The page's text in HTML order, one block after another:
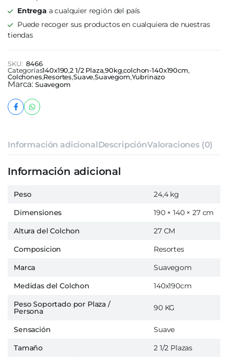
Entrega a cualquier región del país
Puede recoger sus productos en cualquiera de nuestras
tiendas
SKU: 8466
Categorías140x190,2 1/2 Plaza,90kg,colchon-140x190cm,
Colchones,Resortes,Suave,Suavegom,Yubrinazo
Marca: Suavegom
Información adicionalDescripciónValoraciones (0)
Información adicional
Peso
24,4 kg
Dimensiones
190 × 140 × 27 cm
Altura del Colchon
27 CM
Composicion
Resortes
Marca
Suavegom
Medidas del Colchon
140x190cm
Peso Soportado por Plaza /
Persona 90 KG
Sensación
Suave
Tamaño
2 1/2 Plazas